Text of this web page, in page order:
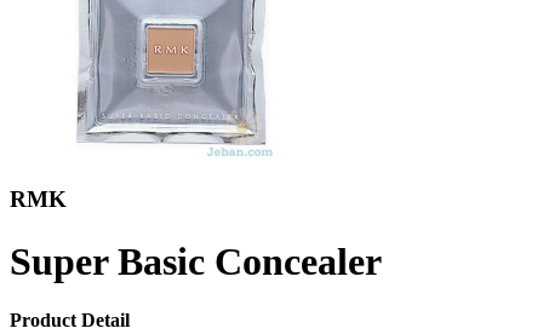
RMK
Super Basic Concealer
Product Detail